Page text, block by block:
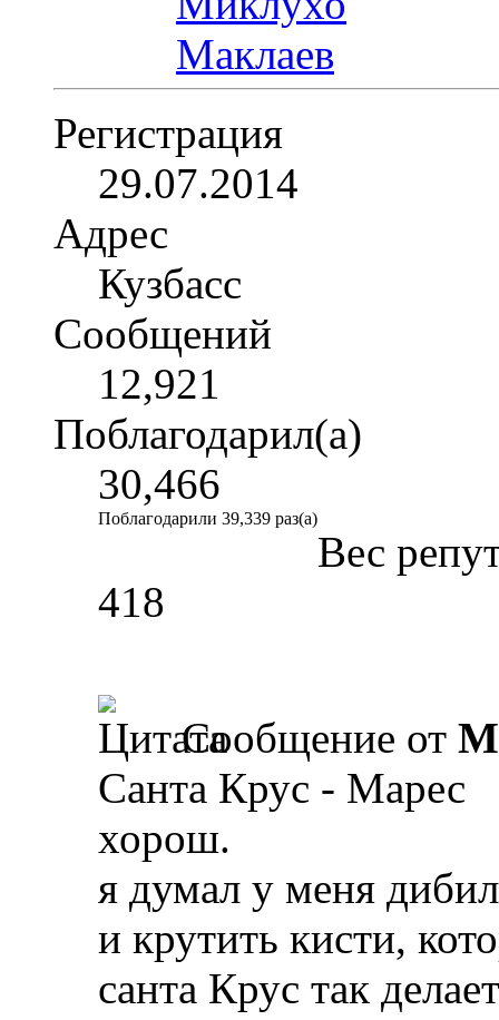
Регистрация
29.07.2014
Адрес
Кузбасс
Сообщений
12,921
Поблагодарил(а)
30,466
Поблагодарили 39,339 раз(а)
Вес
418
Сообщение от
Санта Крус - Марес
хорош.
я думал у меня
и крутить кисти,
санта Крус так